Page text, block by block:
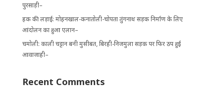
पुरसाड़ी–
हक की लड़ाई: मोहनखाल-कनातोली-चोपता तुंगनाथ सड़क निर्माण के लिए
आंदोलन का हुआ एलान–
चमोली: काली चट्टान बनी मुसीबत, बिरही-निजमुला सड़क पर फिर ठप हुई
आवाजाही–
Recent Comments